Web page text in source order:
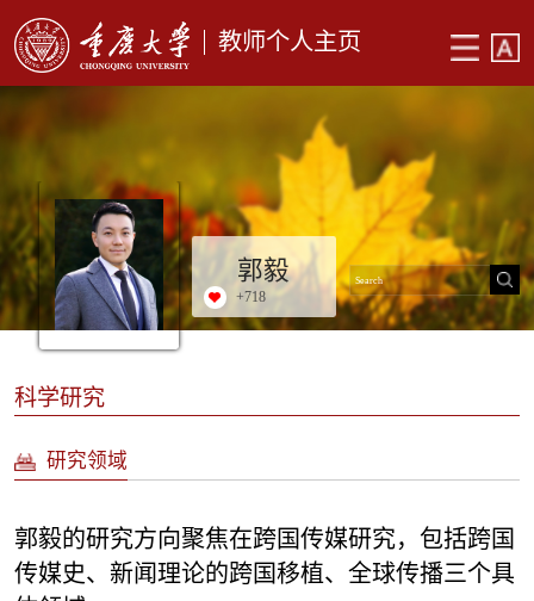
教师个人主页
郭毅
+718
科学研究
研究领域
郭毅的研究方向聚焦在跨国传媒研究，包括跨国
传媒史、新闻理论的跨国移植、全球传播三个具